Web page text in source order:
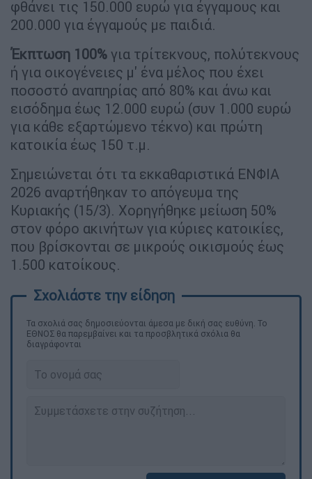
φθάνει τις 150.000 ευρώ για έγγαμους και
200.000 για έγγαμούς με παιδιά.
Έκπτωση 100% για τρίτεκνους, πολύτεκνους
ή για οικογένειες μ' ένα μέλος που έχει
ποσοστό αναπηρίας από 80% και άνω και
εισόδημα έως 12.000 ευρώ (συν 1.000 ευρώ
για κάθε εξαρτώμενο τέκνο) και πρώτη
κατοικία έως 150 τ.μ.
Σημειώνεται ότι τα εκκαθαριστικά ΕΝΦΙΑ
2026 αναρτήθηκαν το απόγευμα της
Κυριακής (15/3). Χορηγήθηκε μείωση 50%
στον φόρο ακινήτων για κύριες κατοικίες,
που βρίσκονται σε μικρούς οικισμούς έως
1.500 κατοίκους.
Τα σχολιά σας δημοσιεύονται άμεσα με δική σας ευθύνη. Το
ΕΘΝΟΣ θα παρεμβαίνει και τα προσβλητικά σχόλια θα
διαγράφονται